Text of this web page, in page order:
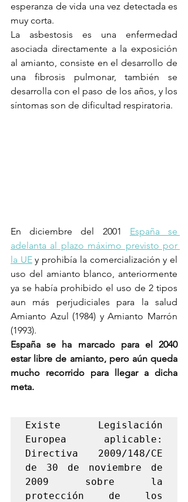
esperanza de vida una vez detectada es
muy corta.
La asbestosis es una enfermedad
asociada directamente a la exposición
al amianto, consiste en el desarrollo de
una fibrosis pulmonar, también se
desarrolla con el paso de los años, y los
síntomas son de dificultad respiratoria.
En diciembre del 2001 España se
adelanta al plazo máximo previsto por
la UE y prohibía la comercialización y el
uso del amianto blanco, anteriormente
ya se había prohibido el uso de 2 tipos
aun más perjudiciales para la salud
Amianto Azul (1984) y Amianto Marrón
(1993).
España se ha marcado para el 2040
estar libre de amianto, pero aún queda
mucho recorrido para llegar a dicha
meta.
Existe Legislación
Europea aplicable:
Directiva 2009/148/CE
de 30 de noviembre de
2009 sobre la
protección de los